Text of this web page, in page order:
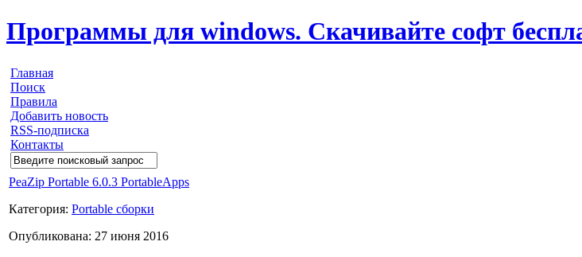
Программы для windows. Скачивайте софт
Главная
Поиск
Правила
Добавить новость
RSS-подписка
Контакты
PeaZip Portable 6.0.3 PortableApps
Категория: Portable сборки
Опубликована: 27 июня 2016